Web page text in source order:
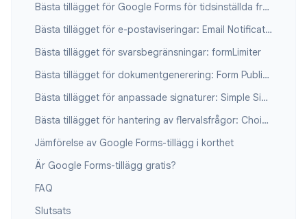
Bästa tillägget för Google Forms för tidsinställda frågesporter: Form Timer
Bästa tillägget för e-postaviseringar: Email Notifications for Forms
Bästa tillägget för svarsbegränsningar: formLimiter
Bästa tillägget för dokumentgenerering: Form Publisher
Bästa tillägget för anpassade signaturer: Simple Signature
Bästa tillägget för hantering av flervalsfrågor: Choice Eliminator
Jämförelse av Google Forms-tillägg i korthet
Är Google Forms-tillägg gratis?
FAQ
Slutsats